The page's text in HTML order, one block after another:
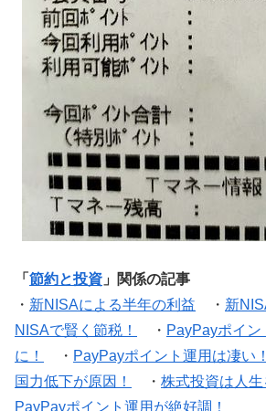
「 節約と投資 」関係の記事
・ 新NISAによる半年の利益 ・ 新
NISAで賢く節税！
・ PayPayポイ
に！
・ PayPayポイント運用は凄い！
国力低下が原因！
・ 株式投資は人生
PayPayポイント運用が絶好調！